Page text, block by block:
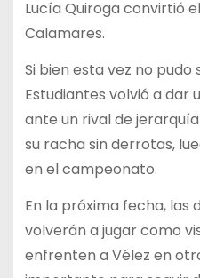
Lucía Quiroga convirtió
Calamares.
Si bien esta vez no pudo
Estudiantes volvió a
ante un rival de
su racha sin derrotas,
en el campeonato.
En la próxima fecha, las
volverán a jugar como
enfrenten a Vélez en